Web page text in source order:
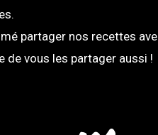
partager nos recettes
de vous les partager aussi !